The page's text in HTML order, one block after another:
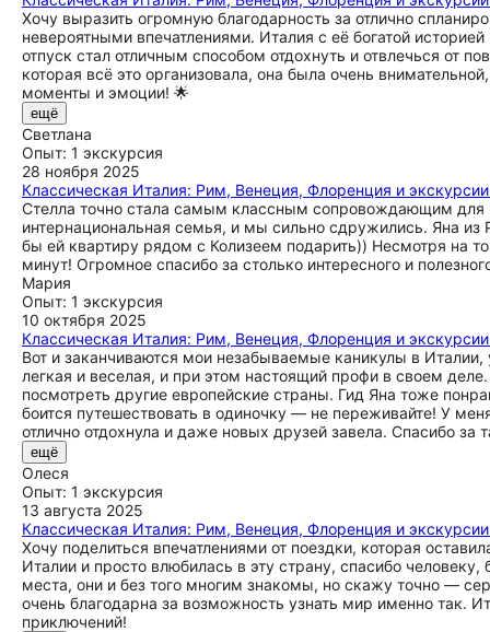
Хочу выразить огромную благодарность за отлично
невероятными впечатлениями. Италия с её богатой
отпуск стал отличным способом отдохнуть и отвлечься от
которая всё это организовала, она была очень
моменты и эмоции! 🌟
ещё
Светлана
Опыт: 1 экскурсия
28 ноября 2025
Классическая Италия: Рим, Венеция, Флоренция и
Стелла точно стала самым классным сопровождающим для
интернациональная семья, и мы сильно сдружились. Яна
бы ей квартиру рядом с Колизеем подарить)) Несмотря на
минут! Огромное спасибо за столько интересного и
Мария
Опыт: 1 экскурсия
10 октября 2025
Классическая Италия: Рим, Венеция, Флоренция и
Вот и заканчиваются мои незабываемые каникулы в
легкая и веселая, и при этом настоящий профи в своем
посмотреть другие европейские страны. Гид Яна тоже
боится путешествовать в одиночку — не переживайте! У
отлично отдохнула и даже новых друзей завела. Спасибо за
ещё
Олеся
Опыт: 1 экскурсия
13 августа 2025
Классическая Италия: Рим, Венеция, Флоренция и
Хочу поделиться впечатлениями от поездки, которая
Италии и просто влюбилась в эту страну, спасибо
места, они и без того многим знакомы, но скажу точно —
очень благодарна за возможность узнать мир именно так.
приключений!